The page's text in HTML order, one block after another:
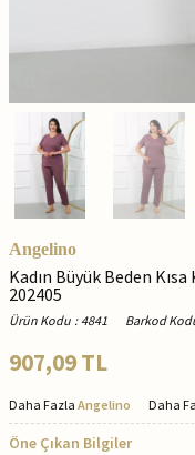
Angelino
Kadın Büyük Beden
202405
Ürün Kodu : 4841 Barkod
907,09TL
Daha Fazla Angelino Daha
Öne Çıkan Bilgiler